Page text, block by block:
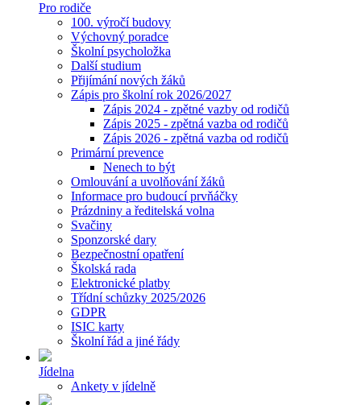
Pro rodiče
100. výročí budovy
Výchovný poradce
Školní psycholožka
Další studium
Přijímání nových žáků
Zápis pro školní rok 2026/2027
Zápis 2024 - zpětné vazby od rodičů
Zápis 2025 - zpětná vazba od rodičů
Zápis 2026 - zpětná vazba od rodičů
Primární prevence
Nenech to být
Omlouvání a uvolňování žáků
Informace pro budoucí prvňáčky
Prázdniny a ředitelská volna
Svačiny
Sponzorské dary
Bezpečnostní opatření
Školská rada
Elektronické platby
Třídní schůzky 2025/2026
GDPR
ISIC karty
Školní řád a jiné řády
Jídelna
Ankety v jídelně